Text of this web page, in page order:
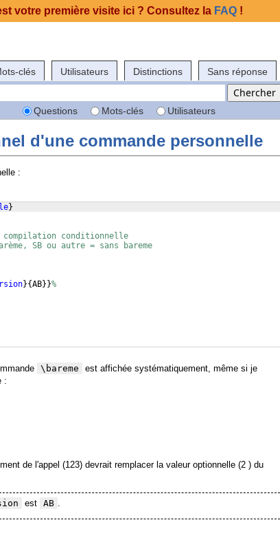
clés Utilisateurs Distinctions Sans réponse
Questions Mots-clés Utilisateurs
d'une commande personnelle
:
}
conditionnelle
SB ou autre = sans bareme
}{AB}}%
\bareme
est affichée systématiquement, même si je
:
de l'appel (123) devrait remplacer la valeur optionnelle (2 ) du
est AB .
votre première visite ici ? Consultez la FAQ !